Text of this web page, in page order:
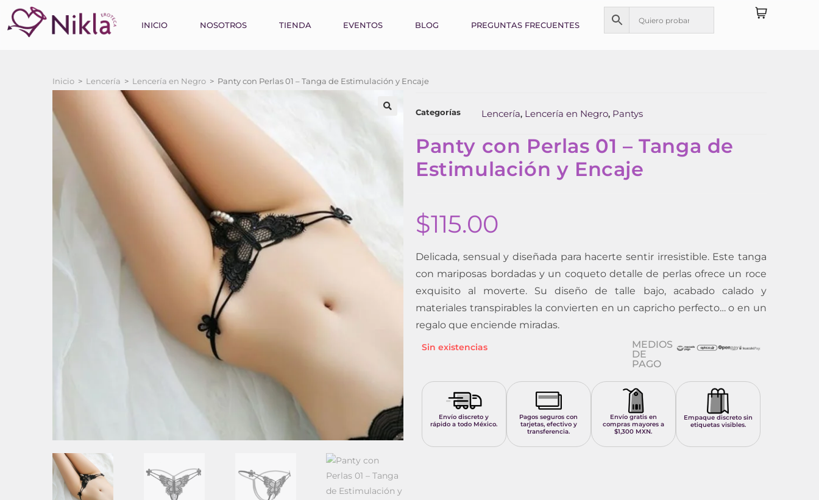
INICIO NOSOTROS TIENDA EVENTOS BLOG PREGUNTAS FRECUENTES
Inicio > Lencería > Lencería en Negro > Panty con Perlas 01 – Tanga de Estimulación y Encaje
Categorías Lencería, Lencería en Negro, Pantys
Panty con Perlas 01 – Tanga de
Estimulación y Encaje
$115.00
Delicada, sensual y diseñada para hacerte sentir irresistible. Este tanga
con mariposas bordadas y un coqueto detalle de perlas ofrece un roce
exquisito al moverte. Su diseño de talle bajo, acabado calado y
materiales transpirables la convierten en un capricho perfecto… o en un
regalo que enciende miradas.
Sin existencias
MEDIOS
DE
PAGO
Envío discreto y
rápido a todo México.
Pagos seguros con
tarjetas, efectivo y
transferencia.
Envío gratis en
compras mayores a
$1,300 MXN.
Empaque discreto sin
etiquetas visibles.